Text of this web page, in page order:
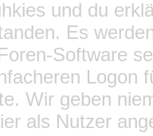
und du
Es
Software
Logon
Wir geben
als Nutzer